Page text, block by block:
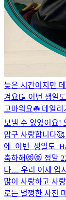
늦은 시간이지만
겨요📝 이번 생일
고마워요☘️ 데일리
보낼 수 있었어요!
맙구 사랑합니다
에_이번_생일도
축하해😻😻 정말
다.... 우리 이제 엽
많이 사랑하고 사
로는 멀쩡한 사진